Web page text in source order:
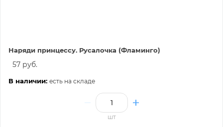
Наряди принцессу. Русалочка (Фламинго)
57 руб.
В наличии: есть на складе
шт